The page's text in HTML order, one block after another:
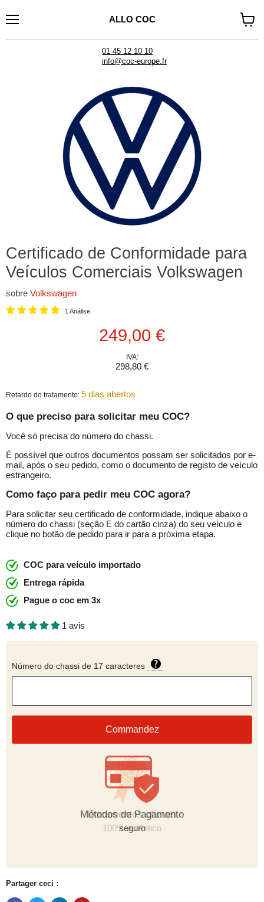
ALLO COC
01 45 12 10 10
info@coc-europe.fr
le
Certificado de Conformidade para
Veículos Comerciais Volkswagen
sobre Volkswagen
1 Análise
Prix actuel
249,00 €
IVA:
298,80 €
Retardo do tratamento: 5 dias abertos
O que preciso para solicitar meu COC?
Você só precisa do número do chassi.
É possível que outros documentos possam ser solicitados por e-
mail, após o seu pedido, como o documento de registo de veículo
estrangeiro.
Como faço para pedir meu COC agora?
Para solicitar seu certificado de conformidade, indique abaixo o
número do chassi (seção E do cartão cinza) do seu veículo e
clique no botão de pedido para ir para a próxima etapa.
COC para veículo importado
Entrega rápida
Pague o coc em 3x
1 avis
Número do chassi de 17 caracteres
Commandez
Métodos de Pagamento
seguro
Partager ceci :